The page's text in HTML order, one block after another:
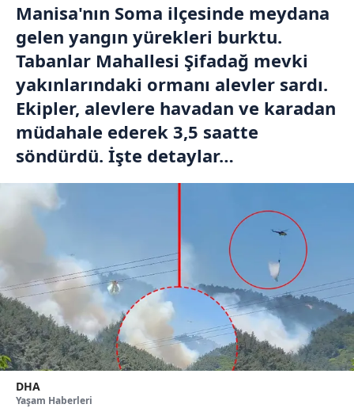
Manisa'nın Soma ilçesinde meydana
gelen yangın yürekleri burktu.
Tabanlar Mahallesi Şifadağ mevki
yakınlarındaki ormanı alevler sardı.
Ekipler, alevlere havadan ve karadan
müdahale ederek 3,5 saatte
söndürdü. İşte detaylar…
DHA
Yaşam Haberleri